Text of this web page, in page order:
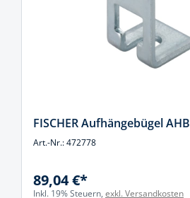
FISCHER Aufhängebügel AHB
Art.-Nr.: 472778
89,04 €*
Inkl. 19% Steuern, exkl. Versandkosten